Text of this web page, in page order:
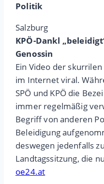
Politik
Salzburg
KPÖ-Dankl
Genossin
Ein Video der
im Internet viral.
SPÖ und KPÖ die
immer regelmäßig
Begriff von anderen
Beleidigung
deswegen jedenfalls
Landtagssitzung, die
oe24.at